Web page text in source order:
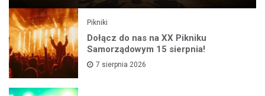
Pikniki
Dołącz do nas na XX Pikniku
Samorządowym 15 sierpnia!
7 sierpnia 2026